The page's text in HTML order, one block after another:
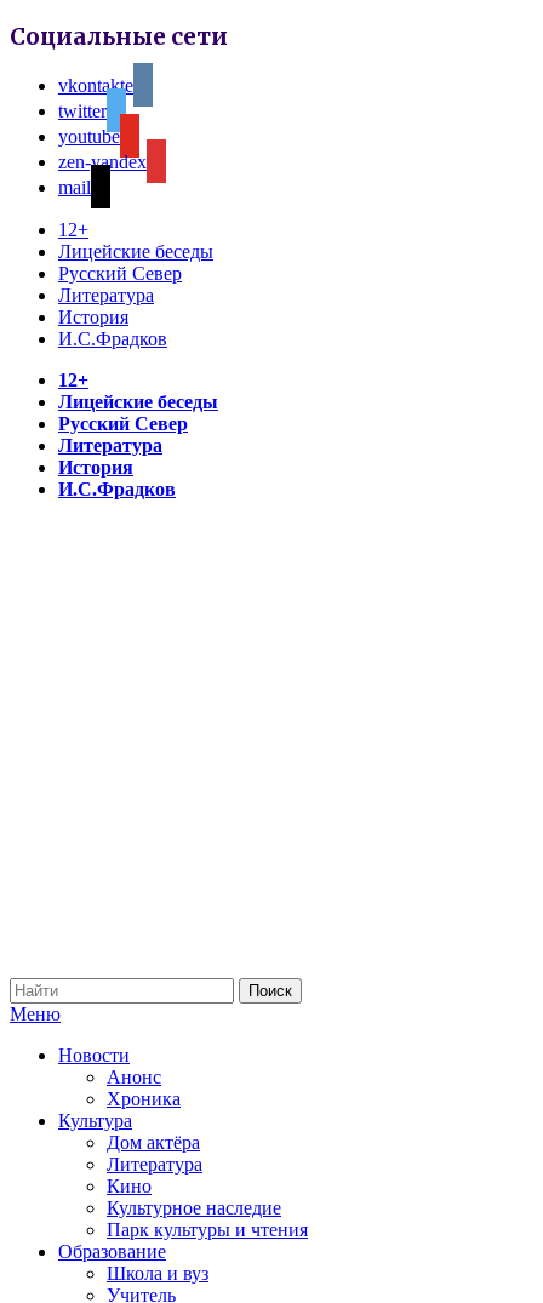
Социальные сети
vkontakte
twitter
youtube
zen-yandex
mail
12+
Лицейские беседы
Русский Север
Литература
История
И.С.Фрадков
12+
Лицейские беседы
Русский Север
Литература
История
И.С.Фрадков
Меню
Новости
Анонс
Хроника
Культура
Дом актёра
Литература
Кино
Культурное наследие
Парк культуры и чтения
Образование
Школа и вуз
Учитель